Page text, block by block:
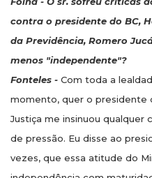
contra o presidente do BC,
da Previdência, Romero
menos "independente"?
Fonteles - Com toda a
momento, quer o presidente
Justiça me insinuou qualquer
de pressão. Eu disse ao
vezes, que essa atitude do